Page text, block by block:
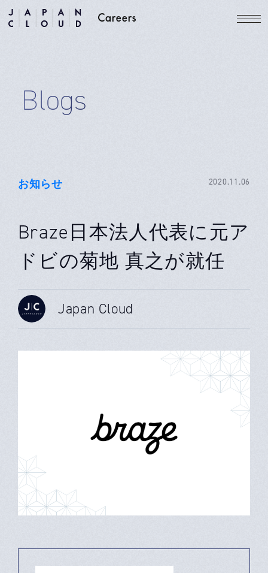
Blogs
お知らせ 2020.11.06
Braze日本法人代表に元ア
ドビの菊地 真之が就任
Japan Cloud